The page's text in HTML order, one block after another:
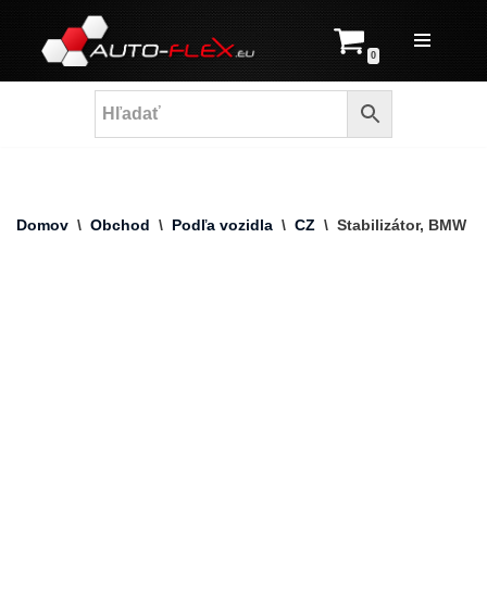
Prejsť
na
0
Domov \ Obchod \ Podľa vozidla \ CZ \ Stabilizátor, BMW